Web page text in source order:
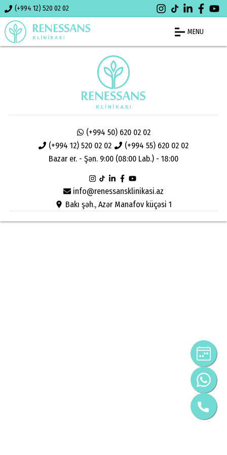
(+994 12) 520 02 02
MENU
info@renessansklinikasi.az
Bakı şəh., Azər Manafov küçəsi 1
(+994 12) 520 02 02 (+994 55) 620 02 02
(+994 50) 620 02 02
Bazar er. - Şən. 9:00 (08:00 Lab.) - 18:00